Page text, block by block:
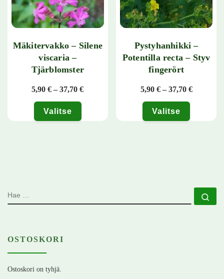
Mäkitervakko – Silene
viscaria –
Tjärblomster
5,90€ – 37,70€Hintaluokka: 5,90 € - 37,70 €
Valitse
Pystyhanhikki –
Potentilla recta – Styv
fingerört
5,90 € – 37,70 €
Valitse
HAE
OSTOSKORI
Ostoskori on tyhjä.